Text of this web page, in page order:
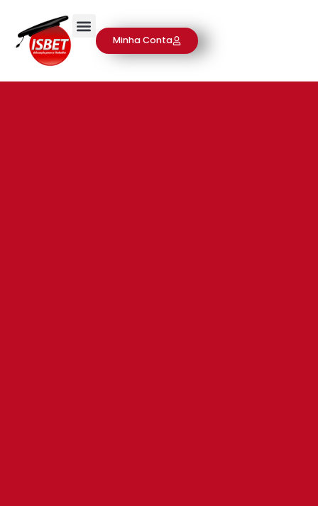
Minha Conta